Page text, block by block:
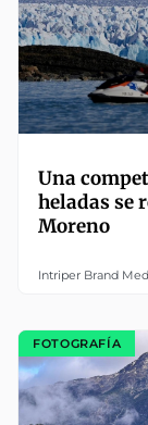
Una
heladas se
Moreno
Intriper Brand
FOTOGRAFÍA